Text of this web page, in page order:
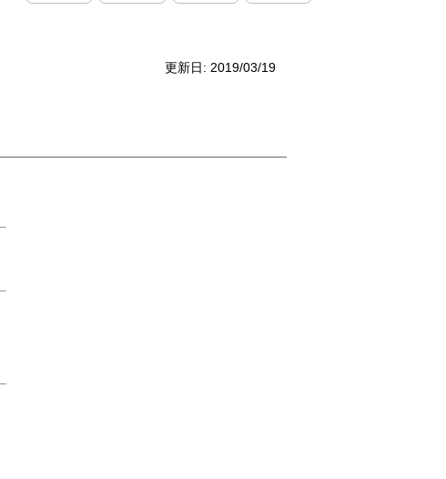
更新日: 2019/03/19